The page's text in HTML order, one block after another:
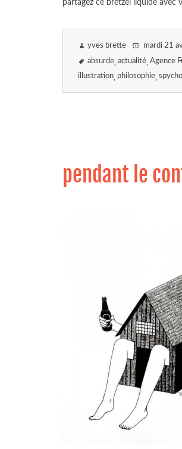
partagez ce bretzel liquide avec
yves brette mardi 21
absurde actualité Agence
illustration philosophie
pendant le